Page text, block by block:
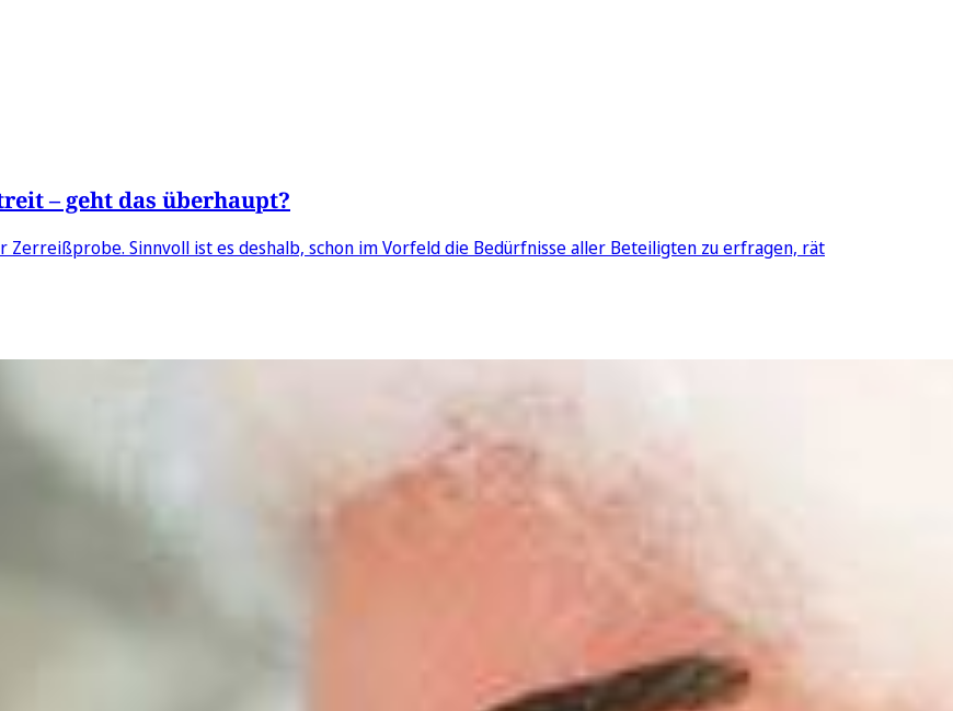
– geht das überhaupt?
Sinnvoll ist es deshalb, schon im Vorfeld die Bedürfnisse aller Beteiligten zu erfragen, rät